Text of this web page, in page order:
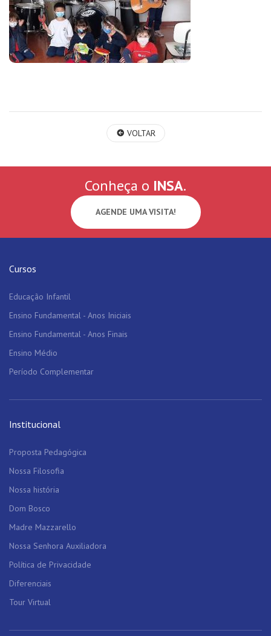
VOLTAR
Conheça o INSA.
AGENDE UMA VISITA!
Cursos
Educação Infantil
Ensino Fundamental - Anos Iniciais
Ensino Fundamental - Anos Finais
Ensino Médio
Período Complementar
Institucional
Proposta Pedagógica
Nossa Filosofia
Nossa história
Dom Bosco
Madre Mazzarello
Nossa Senhora Auxiliadora
Política de Privacidade
Diferenciais
Tour Virtual